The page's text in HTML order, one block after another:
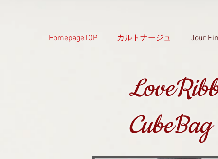
HomepageTOP カルトナージュ Jour
CubeBag